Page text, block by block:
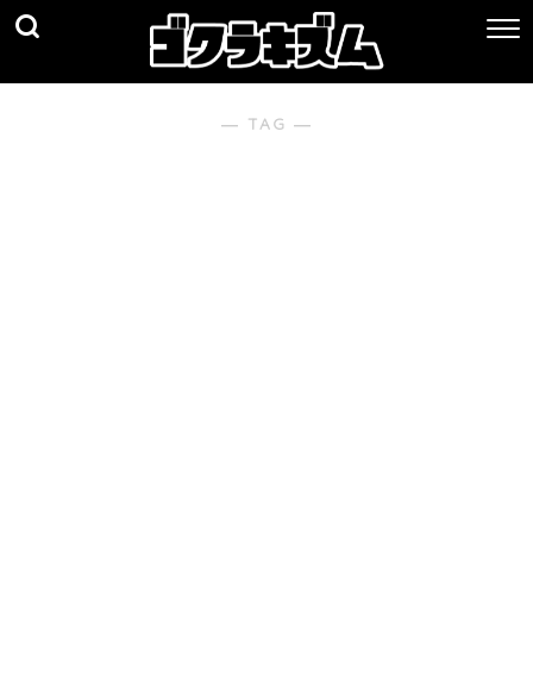
― TAG ―